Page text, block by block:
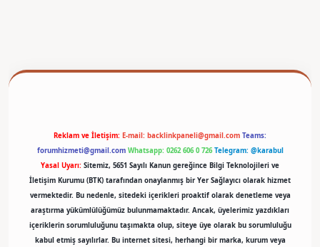
Reklam ve İletişim: E-mail: backlinkpaneli@gmail.com Teams:
forumhizmeti@gmail.com Whatsapp: 0262 606 0 726 Telegram: @karabul
Yasal Uyarı: Sitemiz, 5651 Sayılı Kanun gereğince Bilgi Teknolojileri ve
İletişim Kurumu (BTK) tarafından onaylanmış bir Yer Sağlayıcı olarak hizmet
vermektedir. Bu nedenle, sitedeki içerikleri proaktif olarak denetleme veya
araştırma yükümlülüğümüz bulunmamaktadır. Ancak, üyelerimiz yazdıkları
içeriklerin sorumluluğunu taşımakta olup, siteye üye olarak bu sorumluluğu
kabul etmiş sayılırlar. Bu internet sitesi, herhangi bir marka, kurum veya